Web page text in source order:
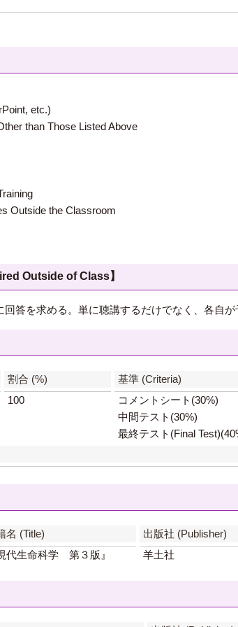
etc.)
than Those Listed Above
Outside the Classroom
Outside of Class】
答を求める。単に聴講するだけでなく、各自が
割合 (%)
基準 (Criteria)
100
コメントシート(30%)
中間テスト(30%)
最終テスト(Final
名 (Title) 出版社 (Publisher)
代生命科学 第３版』 羊土社